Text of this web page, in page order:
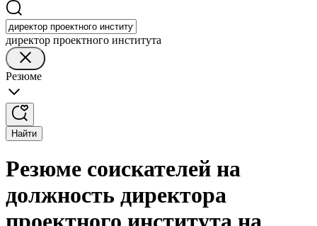
директор проектного института
Резюме
Найти
Резюме соискателей на
должность директора